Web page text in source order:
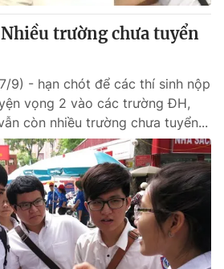
trường chưa tuyển
9) - hạn chót để các thí sinh nộp
vọng 2 vào các trường ĐH,
còn nhiều trường chưa tuyển...